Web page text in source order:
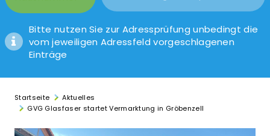
Bitte nutzen Sie zur Adressprüfung unbedingt die
vom jeweiligen Adressfeld vorgeschlagenen
Einträge
Startseite
Aktuelles
GVG Glasfaser startet Vermarktung in Gröbenzell